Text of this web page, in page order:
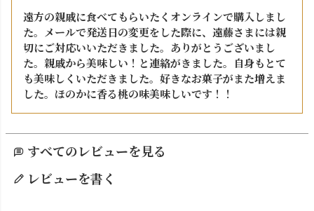
遠方の親戚に食べてもらいたくオンラインで購入しまし
た。メールで発送日の変更をした際に、遠藤さまには親
切にご対応いいただきました。ありがとうございまし
た。親戚から美味しい！と連絡がきました。自身もとて
も美味しくいただきました。好きなお菓子がまた増えま
した。ほのかに香る桃の味美味しいです！！
すべてのレビューを見る
レビューを書く